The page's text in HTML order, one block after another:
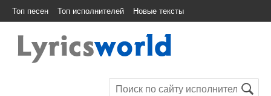
Топ песен Топ исполнителей Новые тексты